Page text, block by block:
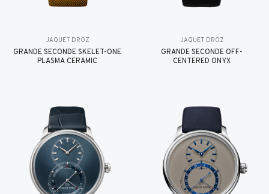
JAQUET DROZ
GRANDE SECONDE SKELET-ONE
PLASMA CERAMIC
JAQUET DROZ
GRANDE SECONDE OFF-
CENTERED ONYX